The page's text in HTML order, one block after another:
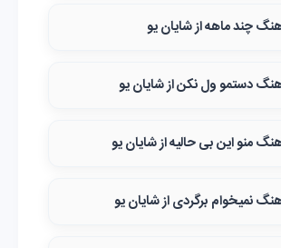
چند ماهه از شایان یو
دستمو ول نکن از شایان یو
منو این بی حالیه از شایان یو
نمیخوام برگردی از شایان یو